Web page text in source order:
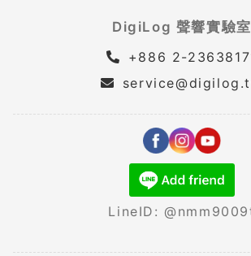
DigiLog 聲響實驗室
+886 2-
LineID: